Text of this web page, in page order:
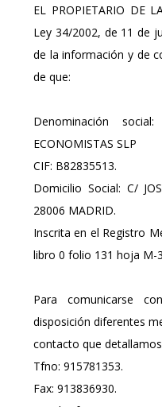
EL PROPIETARIO DE
Ley 34/2002, de 11 de
de la información y de
de que:
Denominación
ECONOMISTAS SLP
CIF: B82835513.
Domicilio Social: C/
28006 MADRID.
Inscrita en el Registro
libro 0 folio 131 hoja M-
Para comunicarse
disposición diferentes
contacto que
Tfno: 915781353.
Fax: 913836930.